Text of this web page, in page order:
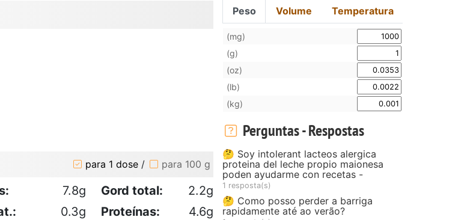
para 1 dose / para 100 g
7.8g Gord total:
2.2g
0.3g Proteínas:
4.6g
Peso Volume Temperatura
(mg)
(g)
(oz)
(lb)
(kg)
Perguntas - Respostas
🤔 Soy intolerant lacteos alergica
proteina del leche propio maionesa
poden ayudarme con recetas -
1 resposta(s)
🤔 Como posso perder a barriga
rapidamente até ao verão?